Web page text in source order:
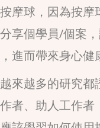
摩球，因為按
享個學員/個案
進而帶來身心健
來越多的研究
者、助人工作